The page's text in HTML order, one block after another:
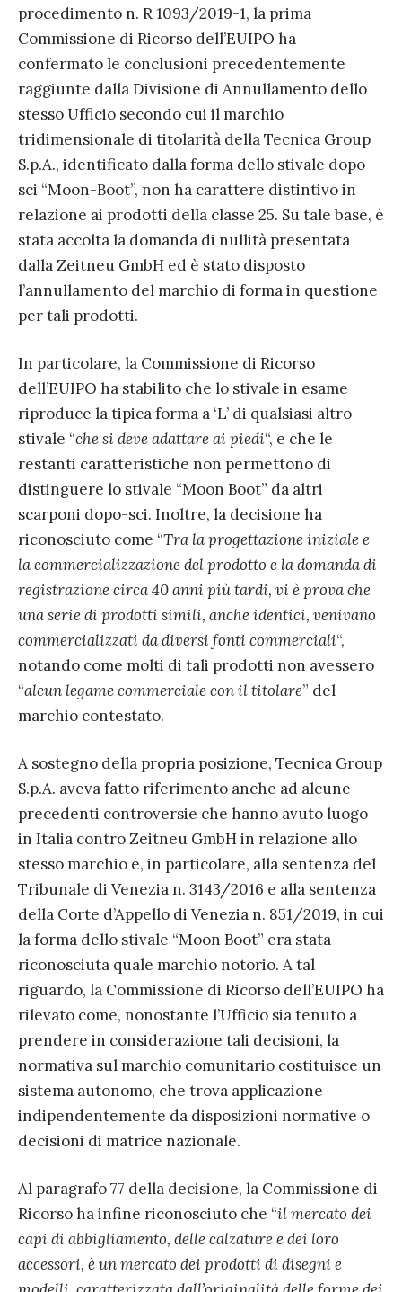
procedimento n. R 1093/2019-1, la prima
Commissione di Ricorso dell’EUIPO ha
confermato le conclusioni precedentemente
raggiunte dalla Divisione di Annullamento dello
stesso Ufficio secondo cui il marchio
tridimensionale di titolarità della Tecnica Group
S.p.A., identificato dalla forma dello stivale dopo-
sci “Moon-Boot”, non ha carattere distintivo in
relazione ai prodotti della classe 25. Su tale base, è
stata accolta la domanda di nullità presentata
dalla Zeitneu GmbH ed è stato disposto
l’annullamento del marchio di forma in questione
per tali prodotti.
In particolare, la Commissione di Ricorso
dell’EUIPO ha stabilito che lo stivale in esame
riproduce la tipica forma a ‘L’ di qualsiasi altro
stivale “che si deve adattare ai piedi“, e che le
restanti caratteristiche non permettono di
distinguere lo stivale “Moon Boot” da altri
scarponi dopo-sci. Inoltre, la decisione ha
riconosciuto come “Tra la progettazione iniziale e
la commercializzazione del prodotto e la domanda di
registrazione circa 40 anni più tardi, vi è prova che
una serie di prodotti simili, anche identici, venivano
commercializzati da diversi fonti commerciali“,
notando come molti di tali prodotti non avessero
“alcun legame commerciale con il titolare” del
marchio contestato.
A sostegno della propria posizione, Tecnica Group
S.p.A. aveva fatto riferimento anche ad alcune
precedenti controversie che hanno avuto luogo
in Italia contro Zeitneu GmbH in relazione allo
stesso marchio e, in particolare, alla sentenza del
Tribunale di Venezia n. 3143/2016 e alla sentenza
della Corte d’Appello di Venezia n. 851/2019, in cui
la forma dello stivale “Moon Boot” era stata
riconosciuta quale marchio notorio. A tal
riguardo, la Commissione di Ricorso dell’EUIPO ha
rilevato come, nonostante l’Ufficio sia tenuto a
prendere in considerazione tali decisioni, la
normativa sul marchio comunitario costituisce un
sistema autonomo, che trova applicazione
indipendentemente da disposizioni normative o
decisioni di matrice nazionale.
Al paragrafo 77 della decisione, la Commissione di
Ricorso ha infine riconosciuto che “il mercato dei
capi di abbigliamento, delle calzature e dei loro
accessori, è un mercato dei prodotti di disegni e